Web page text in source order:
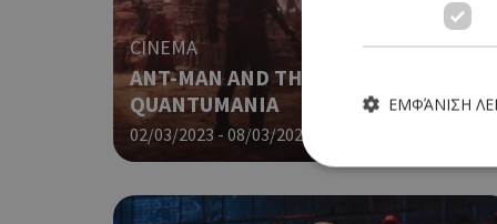
CINEMA
ANT-MAN AND THE WASP:
QUANTUMANIA
02/03/2023 - 08/03/2023
ΕΜΦΆΝΙΣΗ